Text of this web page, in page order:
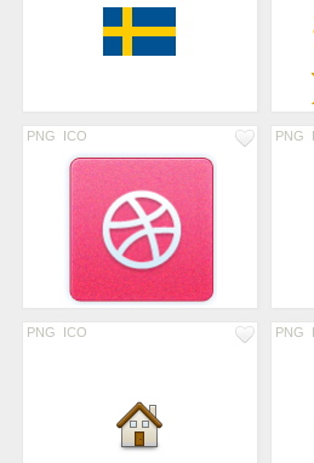
PNG ICO PNG
PNG ICO PNG